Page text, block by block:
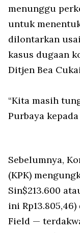
menunggu
untuk
dilontarkan
kasus dugaan
Ditjen Bea
“Kita masih
Purbaya
Sebelumnya,
(KPK)
Sin$213.600
ini
Field —